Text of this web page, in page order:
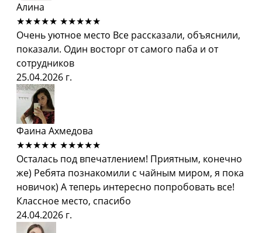
Алина
★★★★★ ★★★★★
Очень уютное место Все рассказали, объяснили,
показали. Один восторг от самого паба и от
сотрудников
25.04.2026 г.
Фаина Ахмедова
★★★★★ ★★★★★
Осталась под впечатлением! Приятным, конечно
же) Ребята познакомили с чайным миром, я пока
новичок) А теперь интересно попробовать все!
Классное место, спасибо
24.04.2026 г.